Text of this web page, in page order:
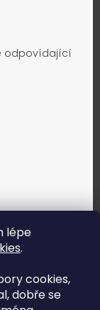
lépe
.
cookies,
dobře se
odpovídající